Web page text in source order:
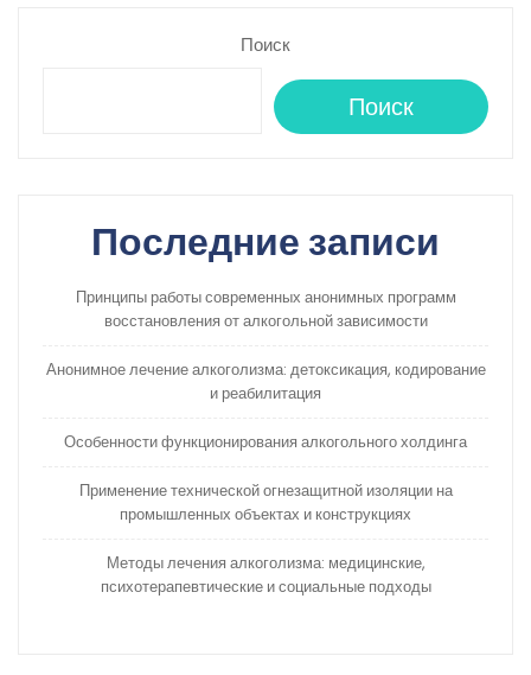
Поиск
Поиск
Последние записи
Принципы работы современных анонимных программ
восстановления от алкогольной зависимости
Анонимное лечение алкоголизма: детоксикация, кодирование
и реабилитация
Особенности функционирования алкогольного холдинга
Применение технической огнезащитной изоляции на
промышленных объектах и конструкциях
Методы лечения алкоголизма: медицинские,
психотерапевтические и социальные подходы